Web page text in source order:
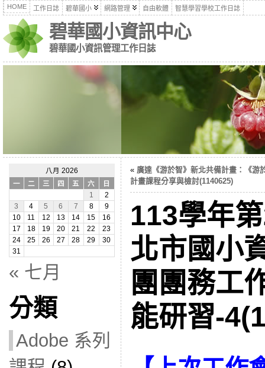
HOME 工作日誌 碧華國小 網路管理 自由軟體 智慧學習學校工作日誌
碧華國小資訊中心
碧華國小資訊管理工作日誌
八月 2026
一
二 三 四 五 六
日
1
2
3
4 5 6 7 8
9
10
11 12 13 14 15
16
17
18 19 20 21 22
23
24
25 26 27 28 29
30
31
« 七月
分類
Adobe 系列
« 廣達《游於智》新北共備計畫：《游
計畫課程分享與檢討(1140625)
113學年
北市國小
團團務工
能研習-